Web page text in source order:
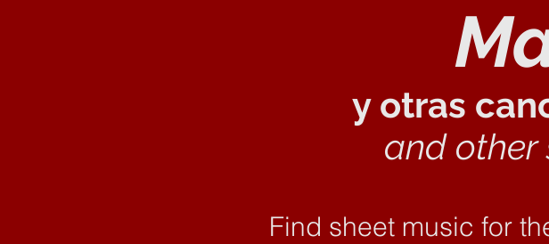
y otras
and other
Find sheet music for